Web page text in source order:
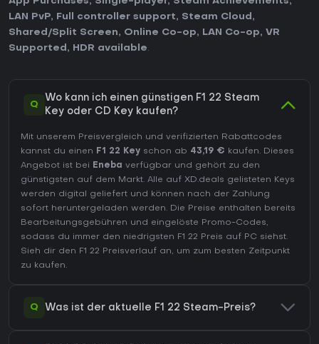
LAN PvP, Full controller support, Steam Cloud ,
Shared/Split Screen, Online Co-op, LAN Co-op, VR
Supported , HDR available.
Q
Wo kann ich einen günstigen F1 22 Steam
Key oder CD Key kaufen?
Mit unserem Preisvergleich und verifizierten Rabattcodes
kannst du einen F1 22 Key schon ab 43,19 € kaufen. Dieses
Angebot ist bei Eneba verfügbar und gehört zu den
günstigsten auf dem Markt. Alle auf XD.deals gelisteten Keys
werden digital geliefert und können nach der Zahlung
sofort heruntergeladen werden. Die Preise enthalten bereits
Bearbeitungsgebühren und eingelöste Promo-Codes,
sodass du immer den niedrigsten F1 22 Preis auf PC siehst.
Sieh dir den F1 22 Preisverlauf an, um zum besten Zeitpunkt
zu kaufen.
Q Was ist der aktuelle F1 22 Steam-Preis?